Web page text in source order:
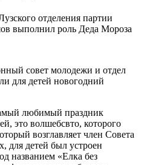
отделения партии
выполнил роль Деда Мороза
любимый праздник
это волшебсвто, которого
возглавляет член Совета
для детей был устроен
названием «Елка без